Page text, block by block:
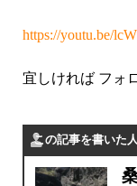
https://youtu.be/
宜しければ フォ
この記事を書いた人